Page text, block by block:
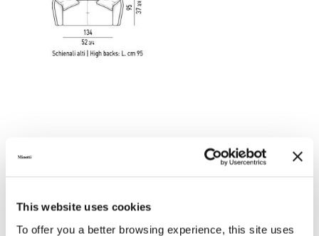
This website uses cookies
To offer you a better browsing experience, this site uses